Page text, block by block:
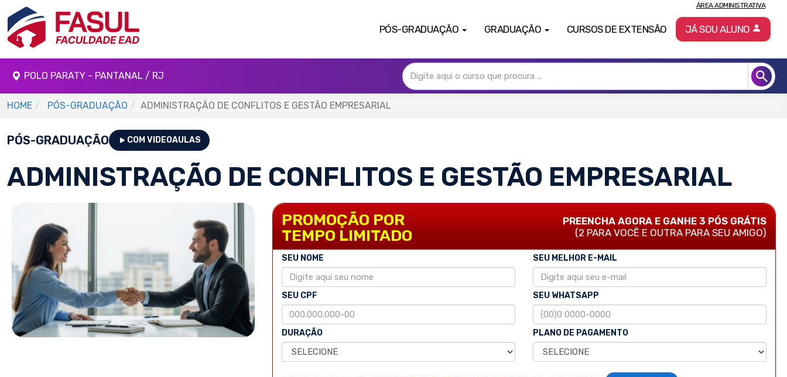
PÓS-GRADUAÇÃO GRADUAÇÃO CURSOS DE EXTENSÃO
ÁREA ADMINISTRATIVA
JÁ SOU ALUNO
POLO PARATY - PANTANAL / RJ
HOME PÓS-GRADUAÇÃO ADMINISTRAÇÃO DE CONFLITOS E GESTÃO EMPRESARIAL
PÓS-GRADUAÇÃO COM VIDEOAULAS
ADMINISTRAÇÃO DE CONFLITOS E GESTÃO EMPRESARIAL
PROMOÇÃO POR
TEMPO LIMITADO
PREENCHA AGORA E GANHE 3 PÓS GRÁTIS
(2 PARA VOCÊ E OUTRA PARA SEU AMIGO)
SEU NOME
SEU CPF
SEU MELHOR E-MAIL
SEU WHATSAPP
DURAÇÃO PLANO DE PAGAMENTO